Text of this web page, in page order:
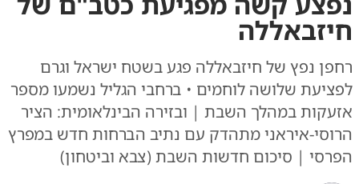
חיזבאללה
רחפן נפץ של חיזבאללה פגע בשטח ישראל וגרם
לפציעת שלושה לוחמים • ברחבי הגליל נשמעו מספר
אזעקות במהלך השבת | ובזירה הבינלאומית: הציר
הרוסי-איראני מתהדק עם נתיב הברחות חדש במפרץ
הפרסי | סיכום חדשות השבת (צבא וביטחון)